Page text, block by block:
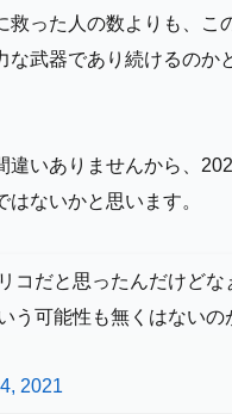
った人の数よりも、こ
な武器であり続けるのか
違いありませんから、
ないかと思います。
コだと思ったんだけど
う可能性も無くはないの
2021